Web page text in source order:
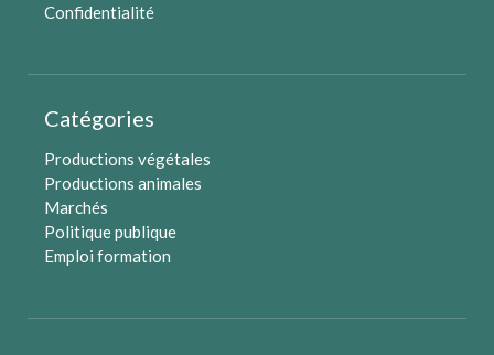
Confidentialité
Catégories
Productions végétales
Productions animales
Marchés
Politique publique
Emploi formation